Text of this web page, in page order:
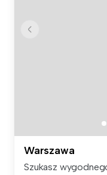
Warszawa
Szukasz